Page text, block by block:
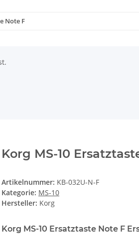
Note F
Korg MS-10
Artikelnummer: KB-032U-N-F
Kategorie: MS-10
Hersteller: Korg
Korg MS-10 Ersatztaste Note F